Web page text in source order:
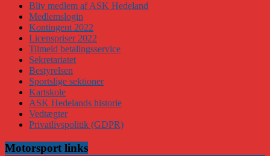
Bliv medlem af ASK Hedeland
Medlemslogin
Kontingent 2022
Licenspriser 2022
Tilmeld betalingsservice
Sekretariatet
Bestyrelsen
Sportslige sektioner
Kartskole
ASK Hedelands historie
Vedtægter
Privatlivspolitik (GDPR)
Motorsport links